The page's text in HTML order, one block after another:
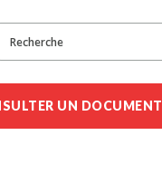
UN DOCUMENT